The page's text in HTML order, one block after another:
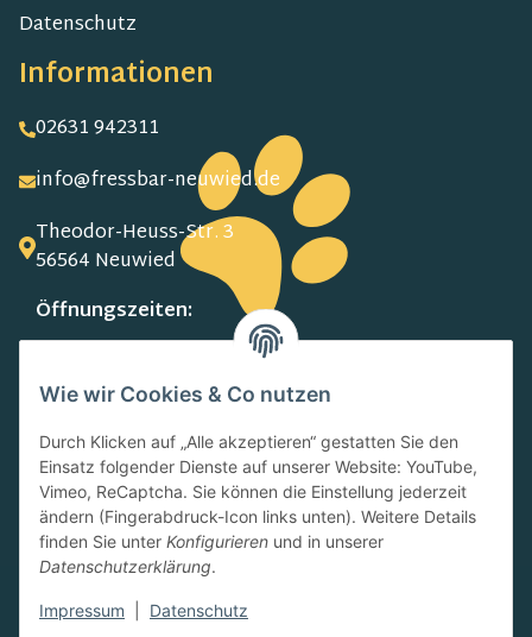
Datenschutz
Informationen
02631 942311
info@fressbar-neuwied.de
Theodor-Heuss-Str. 3
56564 Neuwied
Öffnungszeiten:
09.00-13.00 Uhr
15.00-18.00 Uhr
SA:
10.00-13.00 Uhr
Newsletter
Wie wir Cookies & Co nutzen
Durch Klicken auf „Alle akzeptieren“ gestatten Sie den
Einsatz folgender Dienste auf unserer Website: YouTube,
Vimeo, ReCaptcha. Sie können die Einstellung jederzeit
ändern (Fingerabdruck-Icon links unten). Weitere Details
finden Sie unter Konfigurieren und in unserer
Datenschutzerklärung.
Impressum Datenschutz